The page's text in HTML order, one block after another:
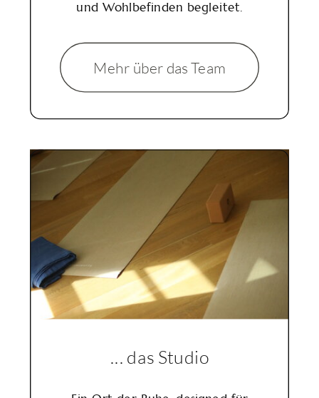
und Wohlbefinden begleitet.
Mehr über das Team
... das Studio